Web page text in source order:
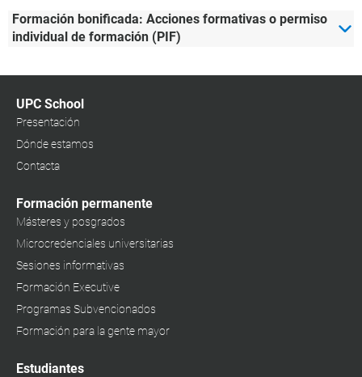
Formación bonificada: Acciones formativas o permiso
individual de formación (PIF)
UPC School
Presentación
Dónde estamos
Contacta
Formación permanente
Másteres y posgrados
Microcredenciales universitarias
Sesiones informativas
Formación Executive
Programas Subvencionados
Formación para la gente mayor
Estudiantes